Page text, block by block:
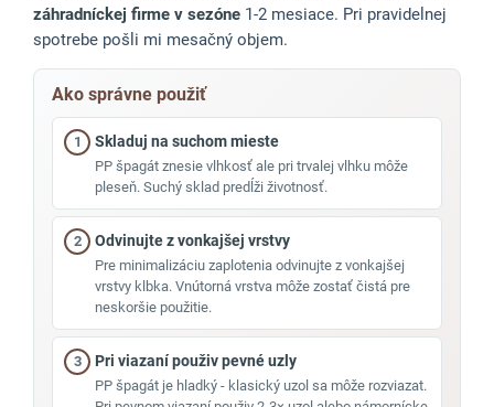
záhradníckej firme v sezóne 1-2 mesiace. Pri pravidelnej
spotrebe pošli mi mesačný objem.
Ako správne použiť
1 Skladuj na suchom mieste
PP špagát znesie vlhkosť ale pri trvalej vlhku môže
pleseň. Suchý sklad predĺži životnosť.
2 Odvinujte z vonkajšej vrstvy
Pre minimalizáciu zaplotenia odvinujte z vonkajšej
vrstvy klbka. Vnútorná vrstva môže zostať čistá pre
neskoršie použitie.
3 Pri viazaní použiv pevné uzly
PP špagát je hladký - klasický uzol sa môže rozviazat.